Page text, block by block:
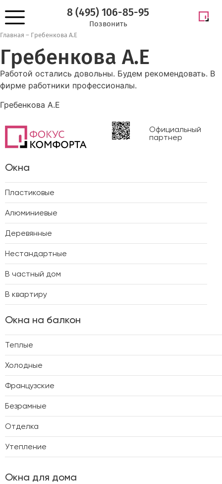
8 (495) 106-85-95
Позвонить
Главная – Гребенкова А.Е
Гребенкова А.Е
Работой остались довольны. Будем рекомендовать. В
фирме работники профессионалы.
Гребенкова А.Е
Официальный
партнер
Окна
Пластиковые
Алюминиевые
Деревянные
Нестандартные
В частный дом
В квартиру
Окна на балкон
Теплые
Холодные
Французские
Безрамные
Отделка
Утепление
Окна для дома